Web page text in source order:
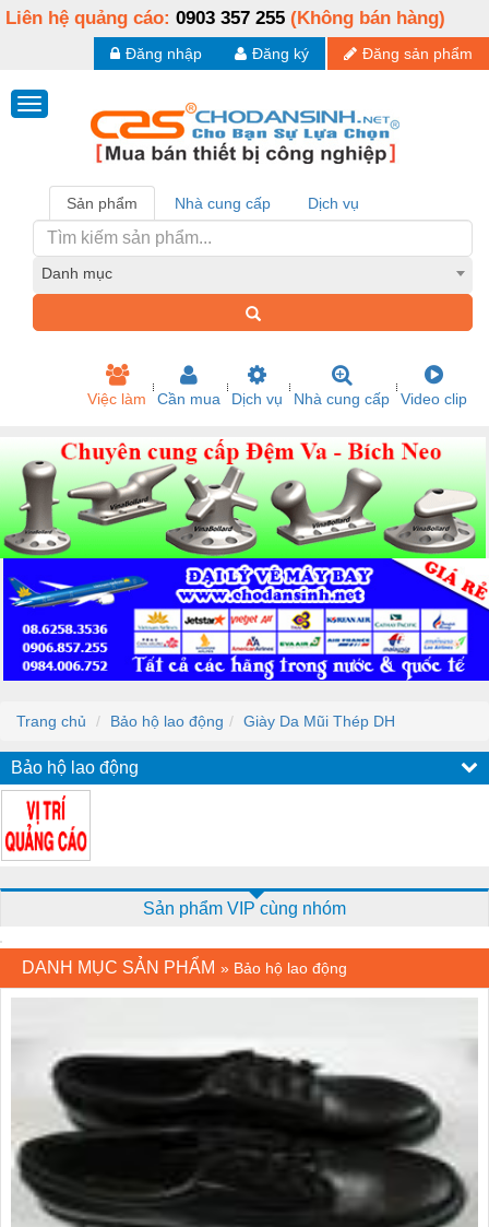
Liên hệ quảng cáo: 0903 357 255 (Không bán hàng)
Đăng sản phẩm
Đăng ký
Đăng nhập
Sản phẩm Nhà cung cấp Dịch vụ
Danh mục
Việc làm Cần mua Dịch vụ Nhà cung cấp Video clip
Trang chủ Bảo hộ lao động Giày Da Mũi Thép DH
Bảo hộ lao động
Sản phẩm VIP cùng nhóm
DANH MỤC SẢN PHẨM » Bảo hộ lao động